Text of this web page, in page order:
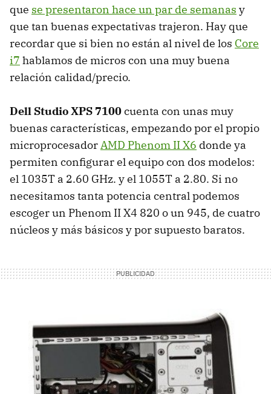
que se presentaron hace un par de semanas y
que tan buenas expectativas trajeron. Hay que
recordar que si bien no están al nivel de los Core
i7 hablamos de micros con una muy buena
relación calidad/precio.
Dell StudioXPS 7100cuenta con unas muy
buenas características, empezando por el propio
microprocesadorAMD Phenom II X6 donde ya
permiten configurar el equipo con dos modelos:
el 1035T a 2.60 GHz. y el 1055T a 2.80. Si no
necesitamos tanta potencia central podemos
escoger un Phenom II X4 820 o un 945, de cuatro
núcleos y más básicos y por supuesto baratos.